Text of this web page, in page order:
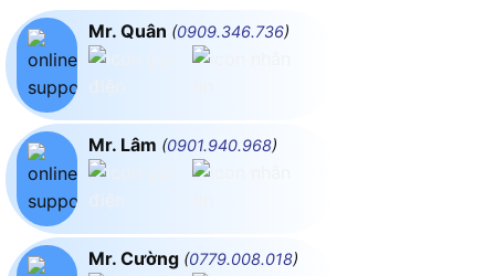
Mr. Quân (0909.346.736)
Mr. Lâm (0901.940.968)
Mr. Cường (0779.008.018)